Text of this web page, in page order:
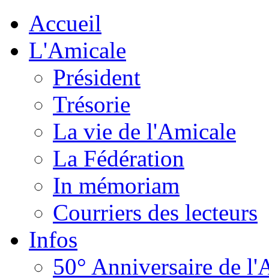
Accueil
L'Amicale
Président
Trésorie
La vie de l'Amicale
La Fédération
In mémoriam
Courriers des lecteurs
Infos
50° Anniversaire de